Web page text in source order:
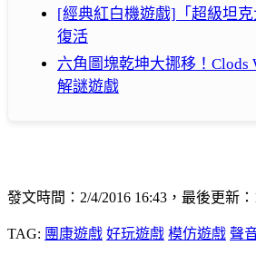
[經典紅白機遊戲]「超級坦
復活
六角圖塊乾坤大挪移！Clods
解謎遊戲
發文時間：2/4/2016 16:43，最後更新：
TAG: 團康遊戲 好玩遊戲 模仿遊戲 聲